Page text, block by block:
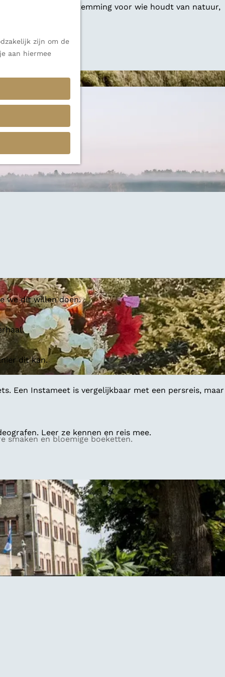
zijn om de
aan hiermee
veelzijdige bestemming voor wie houdt van natuur,
we dit willen doen.
dit kan.
Een Instameet is vergelijkbaar met een persreis, maar
Leer ze kennen en reis mee.
alle inspiratie.
smaken en bloemige boeketten.